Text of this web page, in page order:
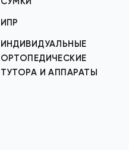
ИПР
ИНДИВИДУАЛЬНЫЕ
ОРТОПЕДИЧЕСКИЕ
ТУТОРА И АППАРАТЫ